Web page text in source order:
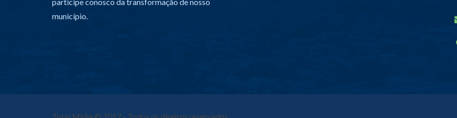
município.